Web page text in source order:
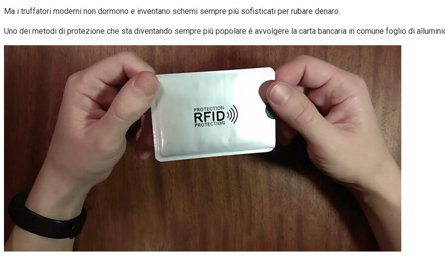
Ma i truffatori moderni non dormono e inventano schemi sempre più sofisticati per rubare denaro.
Uno dei metodi di protezione che sta diventando sempre più popolare è avvolgere la carta bancaria in comune foglio di